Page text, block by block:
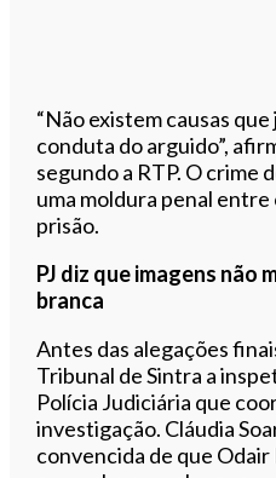
“Não existem causas
conduta do arguido”,
segundo a RTP. O crime
uma moldura penal entre
prisão.
PJ diz que imagens não
branca
Antes das alegações
Tribunal de Sintra a
Polícia Judiciária que
investigação. Cláudia
convencida de que